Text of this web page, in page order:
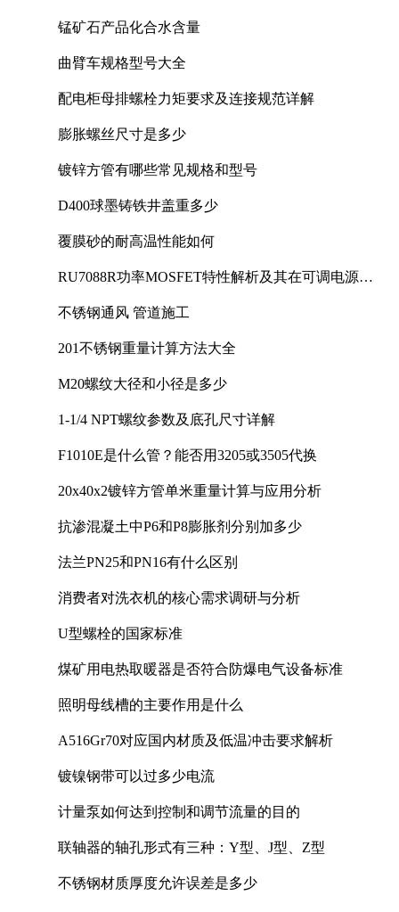
锰矿石产品化合水含量
曲臂车规格型号大全
配电柜母排螺栓力矩要求及连接规范详解
膨胀螺丝尺寸是多少
镀锌方管有哪些常见规格和型号
D400球墨铸铁井盖重多少
覆膜砂的耐高温性能如何
RU7088R功率MOSFET特性解析及其在可调电源设
不锈钢通风 管道施工
201不锈钢重量计算方法大全
M20螺纹大径和小径是多少
1-1/4 NPT螺纹参数及底孔尺寸详解
F1010E是什么管？能否用3205或3505代换
20x40x2镀锌方管单米重量计算与应用分析
抗渗混凝土中P6和P8膨胀剂分别加多少
法兰PN25和PN16有什么区别
消费者对洗衣机的核心需求调研与分析
U型螺栓的国家标准
煤矿用电热取暖器是否符合防爆电气设备标准
照明母线槽的主要作用是什么
A516Gr70对应国内材质及低温冲击要求解析
镀镍钢带可以过多少电流
计量泵如何达到控制和调节流量的目的
联轴器的轴孔形式有三种：Y型、J型、Z型
不锈钢材质厚度允许误差是多少